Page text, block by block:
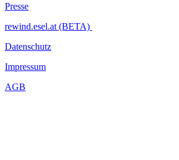
Presse
rewind.esel.at (BETA)
Datenschutz
Impressum
AGB